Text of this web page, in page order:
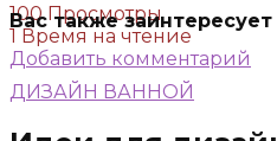
100 Просмотры
1 Время на чтение
Добавить комментарий
Вас также заинтересует
ДИЗАЙН ВАННОЙ